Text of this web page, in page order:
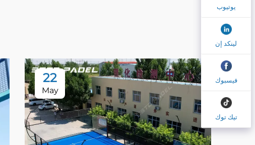
22
May
يوتيوب
لينكد إن
فيسبوك
تيك توك